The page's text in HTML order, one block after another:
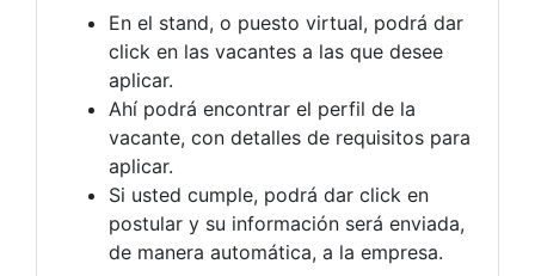
En el stand, o puesto virtual, podrá dar
click en las vacantes a las que desee
aplicar.
Ahí podrá encontrar el perfil de la
vacante, con detalles de requisitos para
aplicar.
Si usted cumple, podrá dar click en
postular y su información será enviada,
de manera automática, a la empresa.